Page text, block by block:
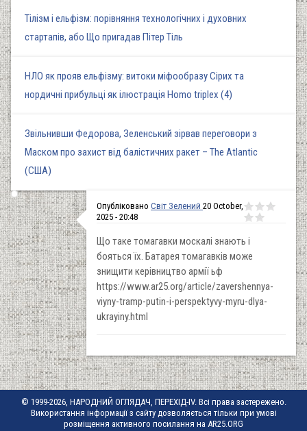
Тілізм і ельфізм: порівняння технологічних і духовних
стартапів, або Що пригадав Пітер Тіль
НЛО як прояв ельфізму: витоки міфообразу Сірих та
нордичні прибульці як ілюстрація Homo triplex (4)
Звільнивши Федорова, Зеленський зірвав переговори з
Маском про захист від балістичних ракет – The Atlantic
(США)
Опубліковано Cвіт Зелений 20 October,
2025 - 20:48
Що таке томагавки москалі знають і
бояться їх. Батарея томагавків може
знищити керівництво армії ьф
https://www.ar25.org/article/zavershennya-
viyny-tramp-putin-i-perspektyvy-myru-dlya-
ukrayiny.html
© 1999-2026, НАРОДНИЙ ОГЛЯДАЧ, ПЕРЕХІД-IV. Всі права застережено.
Використання інформації з сайту дозволяється тільки при умові
розміщення активного посилання на AR25.ORG